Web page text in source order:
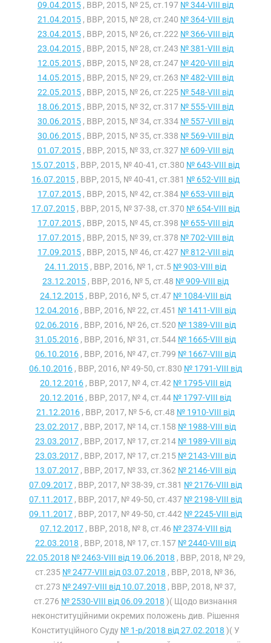
09.04.2015 , ВВР, 2015, № 25, ст.197 № 344-VIII від
21.04.2015 , ВВР, 2015, № 28, ст.240 № 364-VIII від
23.04.2015 , ВВР, 2015, № 26, ст.222 № 366-VIII від
23.04.2015 , ВВР, 2015, № 28, ст.243 № 381-VIII від
12.05.2015 , ВВР, 2015, № 28, ст.247 № 420-VIII від
14.05.2015 , ВВР, 2015, № 29, ст.263 № 482-VIII від
22.05.2015 , ВВР, 2015, № 26, ст.225 № 548-VIII від
18.06.2015 , ВВР, 2015, № 32, ст.317 № 555-VIII від
30.06.2015 , ВВР, 2015, № 34, ст.334 № 557-VIII від
30.06.2015 , ВВР, 2015, № 35, ст.338 № 569-VIII від
01.07.2015 , ВВР, 2015, № 33, ст.327 № 609-VIII від
15.07.2015 , ВВР, 2015, № 40-41, ст.380 № 643-VIII від
16.07.2015 , ВВР, 2015, № 40-41, ст.381 № 652-VIII від
17.07.2015 , ВВР, 2015, № 42, ст.384 № 653-VIII від
17.07.2015 , ВВР, 2015, № 37-38, ст.370 № 654-VIII від
17.07.2015 , ВВР, 2015, № 45, ст.398 № 655-VIII від
17.07.2015 , ВВР, 2015, № 39, ст.378 № 702-VIII від
17.09.2015 , ВВР, 2015, № 46, ст.427 № 812-VIII від
24.11.2015 , ВВР, 2016, № 1, ст.5 № 903-VIII від
23.12.2015 , ВВР, 2016, № 5, ст.48 № 909-VIII від
24.12.2015 , ВВР, 2016, № 5, ст.47 № 1084-VIII від
12.04.2016 , ВВР, 2016, № 22, ст.451 № 1411-VIII від
02.06.2016 , ВВР, 2016, № 26, ст.520 № 1389-VIII від
31.05.2016 , ВВР, 2016, № 31, ст.544 № 1665-VIII від
06.10.2016 , ВВР, 2016, № 47, ст.799 № 1667-VIII від
06.10.2016 , ВВР, 2016, № 49-50, ст.830 № 1791-VIII від
20.12.2016 , ВВР, 2017, № 4, ст.42 № 1795-VIII від
20.12.2016 , ВВР, 2017, № 4, ст.44 № 1797-VIII від
21.12.2016 , ВВР, 2017, № 5-6, ст.48 № 1910-VIII від
23.02.2017 , ВВР, 2017, № 14, ст.158 № 1988-VIII від
23.03.2017 , ВВР, 2017, № 17, ст.214 № 1989-VIII від
23.03.2017 , ВВР, 2017, № 17, ст.215 № 2143-VIII від
13.07.2017 , ВВР, 2017, № 33, ст.362 № 2146-VIII від
07.09.2017 , ВВР, 2017, № 38-39, ст.381 № 2176-VIII від
07.11.2017 , ВВР, 2017, № 49-50, ст.437 № 2198-VIII від
09.11.2017 , ВВР, 2017, № 49-50, ст.442 № 2245-VIII від
07.12.2017 , ВВР, 2018, № 8, ст.46 № 2374-VIII від
22.03.2018 , ВВР, 2018, № 17, ст.157 № 2440-VIII від
22.05.2018 № 2463-VIII від 19.06.2018 , ВВР, 2018, № 29,
ст.235 № 2477-VIII від 03.07.2018 , ВВР, 2018, № 36,
ст.273 № 2497-VIII від 10.07.2018 , ВВР, 2018, № 37,
ст.276 № 2530-VIII від 06.09.2018 )( Щодо визнання
неконституційними окремих положень див. Рішення
Конституційного Суду № 1-р/2018 від 27.02.2018 )( У